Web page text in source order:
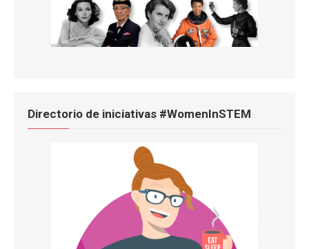
Directorio de iniciativas #WomenInSTEM